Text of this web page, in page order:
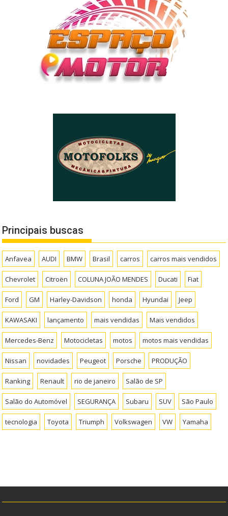
Principais buscas
Anfavea AUDI BMW Brasil carros carros mais vendidos
Chevrolet Citroën COLUNA JOÃO MENDES Ducati Fiat
Ford GM Harley-Davidson honda Hyundai Jeep
KAWASAKI lançamento mais vendidas Mais vendidos
Mercedes-Benz Motocicletas motos motos mais vendidas
Nissan novidades Peugeot Porsche PRODUÇÃO
Ranking Renault rio de janeiro Salão de SP
Salão do Automóvel SEGURANÇA Subaru SUV São Paulo
tecnologia Toyota Triumph Volkswagen VW Yamaha